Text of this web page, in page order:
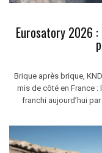
Eurosatory 2026
Brique après brique,
mis de côté en France
franchi aujourd’hui